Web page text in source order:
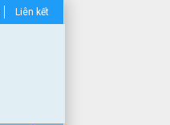
Liên kết